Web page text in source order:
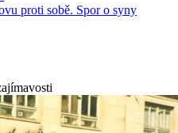
proti sobě. Spor o syny